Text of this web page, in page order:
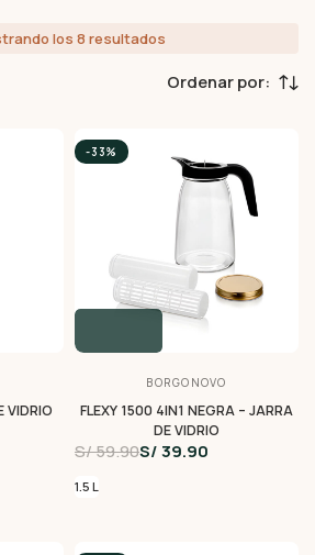
los 8 resultados
VIDRIO
-33%
BORGONOVO
FLEXY 1500 4IN1 NEGRA – JARRA
DE VIDRIO
S/ 59.90S/ 39.90
1.5 L